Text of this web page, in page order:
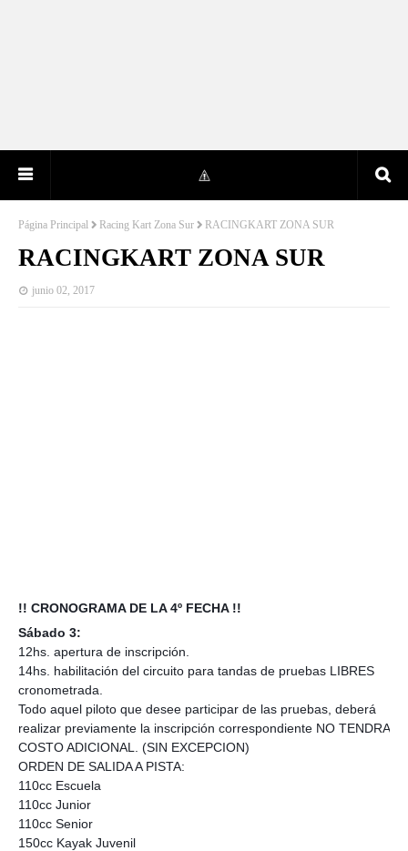
Página Principal Racing Kart Zona Sur RACINGKART ZONA SUR
RACINGKART ZONA SUR
junio 02, 2017
!! CRONOGRAMA DE LA 4º FECHA !!
Sábado 3:
12hs. apertura de inscripción.
14hs. habilitación del circuito para tandas de pruebas LIBRES
cronometrada.
Todo aquel piloto que desee participar de las pruebas, deberá
realizar previamente la inscripción correspondiente NO TENDRA
COSTO ADICIONAL. (SIN EXCEPCION)
ORDEN DE SALIDA A PISTA:
110cc Escuela
110cc Junior
110cc Senior
150cc Kayak Juvenil